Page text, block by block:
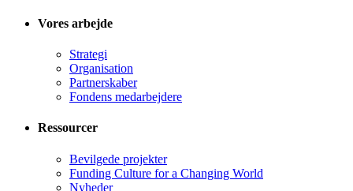
Vores arbejde
Strategi
Organisation
Partnerskaber
Fondens medarbejdere
Ressourcer
Bevilgede projekter
Funding Culture for a Changing World
Nyheder